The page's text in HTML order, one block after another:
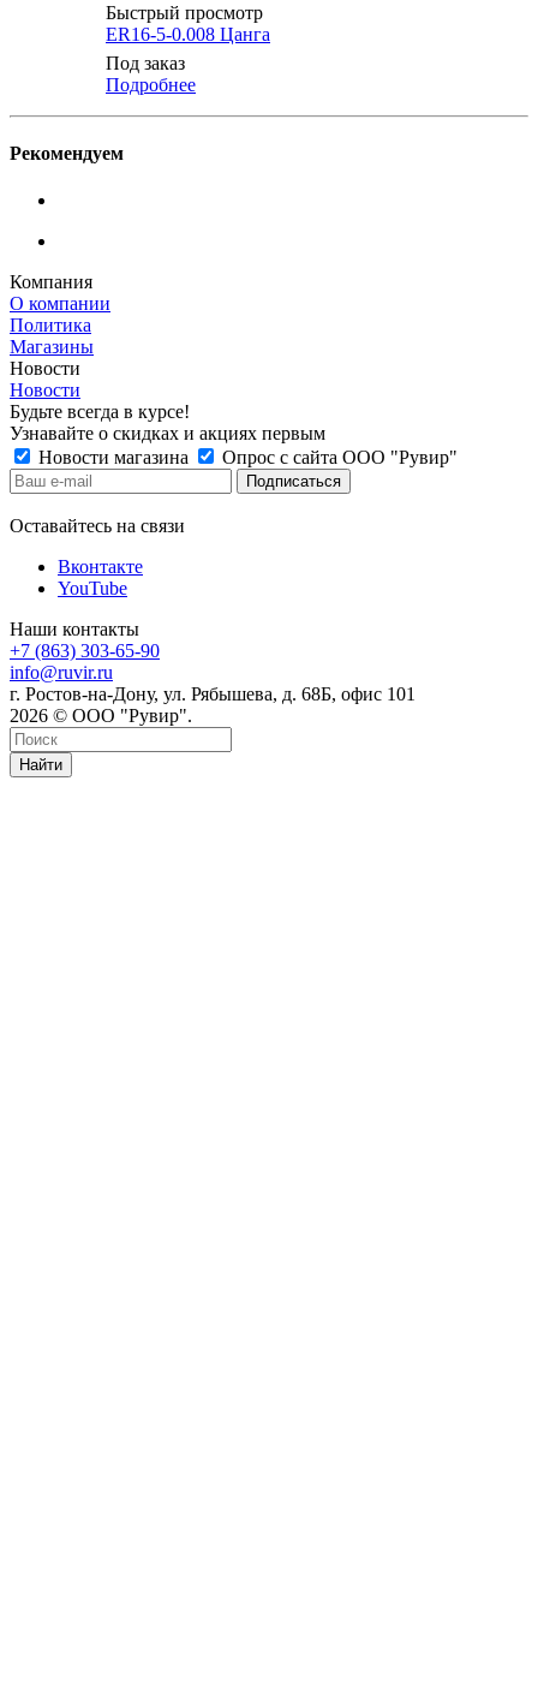
Быстрый просмотр
ER16-5-0.008 Цанга
Под заказ
Подробнее
Рекомендуем
Компания
О компании
Политика
Магазины
Новости
Новости
Будьте всегда в курсе!
Узнавайте о скидках и акциях первым
Новости магазина
Опрос с сайта ООО "Рувир"
Оставайтесь на связи
Вконтакте
YouTube
Наши контакты
+7 (863) 303-65-90
info@ruvir.ru
г. Ростов-на-Дону, ул. Рябышева, д. 68Б, офис 101
2026 © ООО "Рувир".
Найти